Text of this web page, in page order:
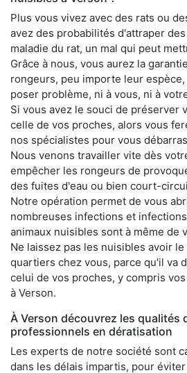
Plus vous vivez avec des rats ou
avez des probabilités d'attraper
maladie du rat, un mal qui peut
Grâce à nous, vous aurez la
rongeurs, peu importe leur
poser problème, ni à vous, ni à
Si vous avez le souci de préserver
celle de vos proches, alors vous
nos spécialistes pour vous
Nous venons travailler vite dès
empêcher les rongeurs de
des fuites d'eau ou bien court-
Notre opération permet de vous
nombreuses infections et
animaux nuisibles sont à même de
Ne laissez pas les nuisibles avoir
quartiers chez vous, parce qu'il va
celui de vos proches, y compris
à Verson.
À Verson découvrez les qualités
professionnels en dératisation
Les experts de notre société sont
dans les délais impartis, pour